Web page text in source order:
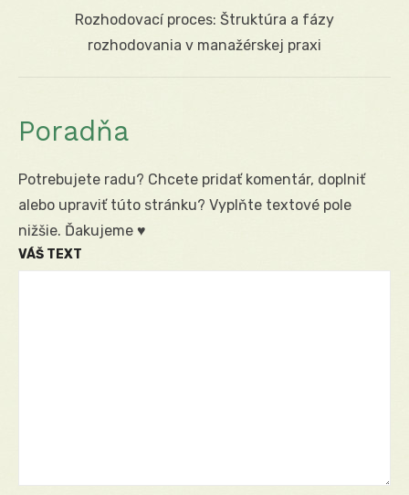
Rozhodovací proces: Štruktúra a fázy
rozhodovania v manažérskej praxi
Poradňa
Potrebujete radu? Chcete pridať komentár, doplniť
alebo upraviť túto stránku? Vyplňte textové pole
nižšie. Ďakujeme ♥
VÁŠ TEXT